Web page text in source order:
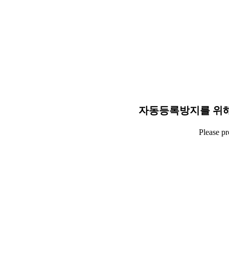
자동등록방지를 위
Please